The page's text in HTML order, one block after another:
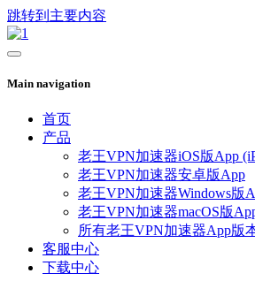
跳转到主要内容
Main navigation
首页
产品
老王VPN加速器iOS版App
老王VPN加速器安卓版App
老王VPN加速器Windows版
老王VPN加速器macOS版
所有老王VPN加速器App版
客服中心
下载中心